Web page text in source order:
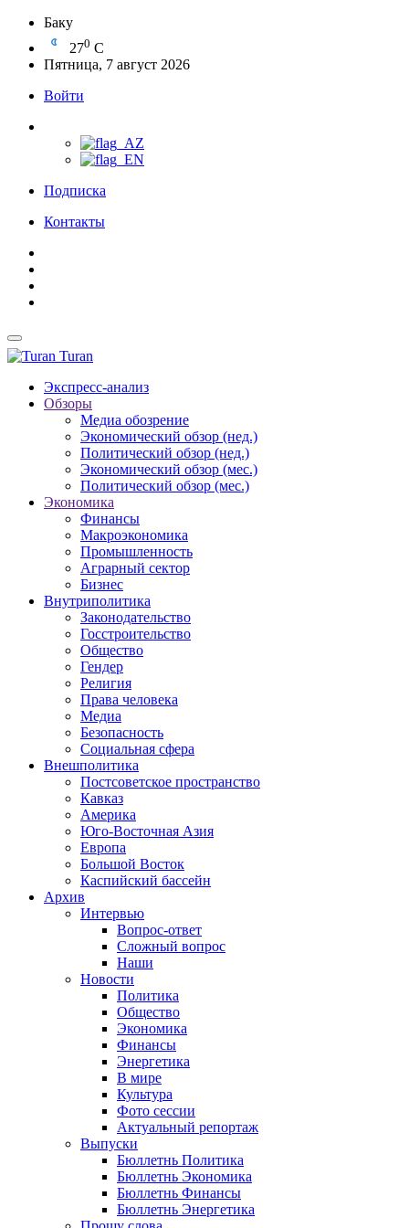
Баку
270 C
Пятница, 7 август 2026
Войти
Подписка
Контакты
Turan
Экспресс-анализ
Обзоры
Медиа обозрение
Экономический обзор (нед.)
Политический обзор (нед.)
Экономический обзор (мес.)
Политический обзор (мес.)
Экономика
Финансы
Макроэкономика
Промышленность
Аграрный сектор
Бизнес
Внутриполитика
Законодательство
Госстроительство
Общество
Гендер
Религия
Права человека
Медиа
Безопасность
Социальная сфера
Внешполитика
Постсоветское пространство
Кавказ
Америка
Юго-Восточная Азия
Европа
Большой Восток
Каспийский бассейн
Архив
Интервью
Вопрос-ответ
Сложный вопрос
Наши
Новости
Политика
Общество
Экономика
Финансы
Энергетика
В мире
Культура
Фото сессии
Актуальный репортаж
Выпуски
Бюллетнь Политика
Бюллетнь Экономика
Бюллетнь Финансы
Бюллетнь Энергетика